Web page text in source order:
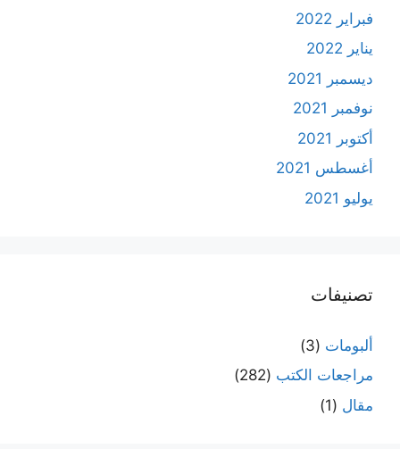
فبراير 2022
يناير 2022
ديسمبر 2021
نوفمبر 2021
أكتوبر 2021
أغسطس 2021
يوليو 2021
تصنيفات
ألبومات (3)
مراجعات الكتب (282)
مقال (1)